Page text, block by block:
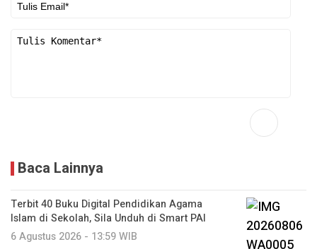
Baca Lainnya
Terbit 40 Buku Digital Pendidikan Agama
Islam di Sekolah, Sila Unduh di Smart PAI
6 Agustus 2026 - 13:59 WIB